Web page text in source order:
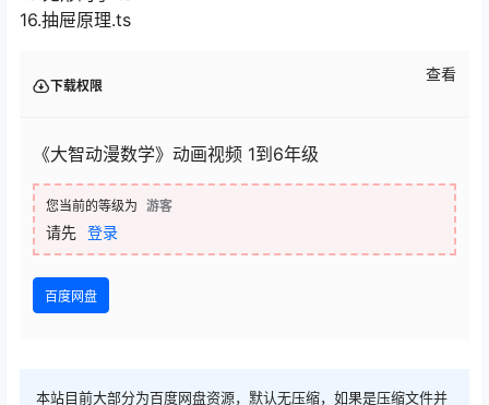
16.抽屉原理.ts
下载权限
查看
《大智动漫数学》动画视频 1到6年级
您当前的等级为 游客
请先 登录
百度网盘
本站目前大部分为百度网盘资源，默认无压缩，如果是压缩文件并